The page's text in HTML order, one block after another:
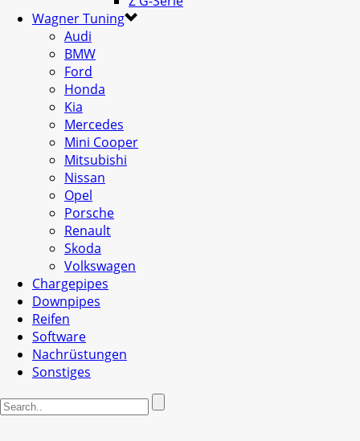
Wagner Tuning
Audi
BMW
Ford
Honda
Kia
Mercedes
Mini Cooper
Mitsubishi
Nissan
Opel
Porsche
Renault
Skoda
Volkswagen
Chargepipes
Downpipes
Reifen
Software
Nachrüstungen
Sonstiges